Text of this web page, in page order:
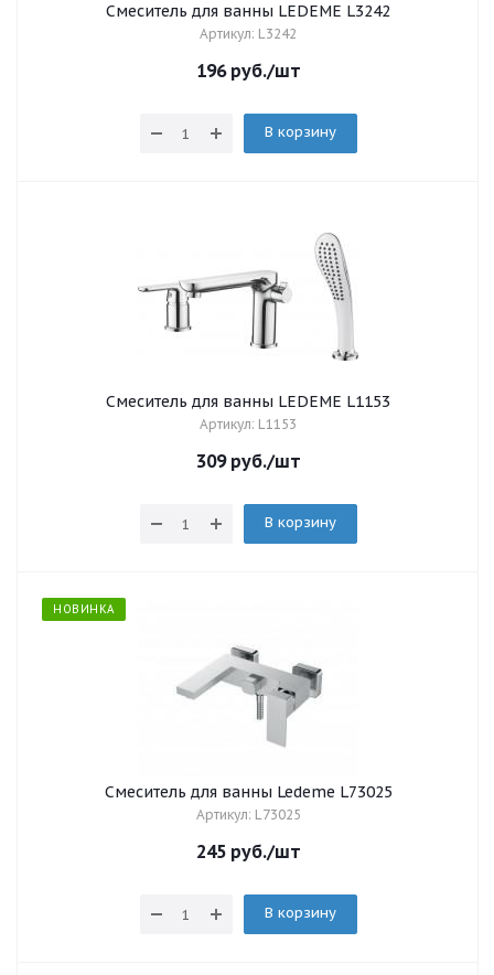
Смеситель для ванны LEDEME L3242
Артикул: L3242
196руб./шт
В корзину
Смеситель для ванны LEDEME L1153
Артикул: L1153
309руб./шт
В корзину
НОВИНКА
Смеситель для ванны Ledeme L73025
Артикул: L73025
245руб./шт
В корзину